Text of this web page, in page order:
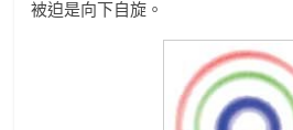
被迫是向下自旋。